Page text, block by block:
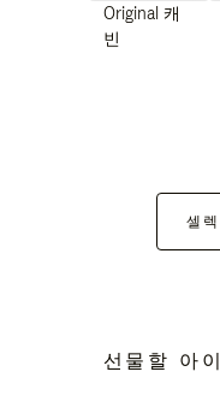
Original 캐
빈
셀
선물할 아